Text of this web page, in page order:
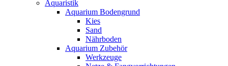
Aquaristik
Aquarium Bodengrund
Kies
Sand
Nährboden
Aquarium Zubehör
Werkzeuge